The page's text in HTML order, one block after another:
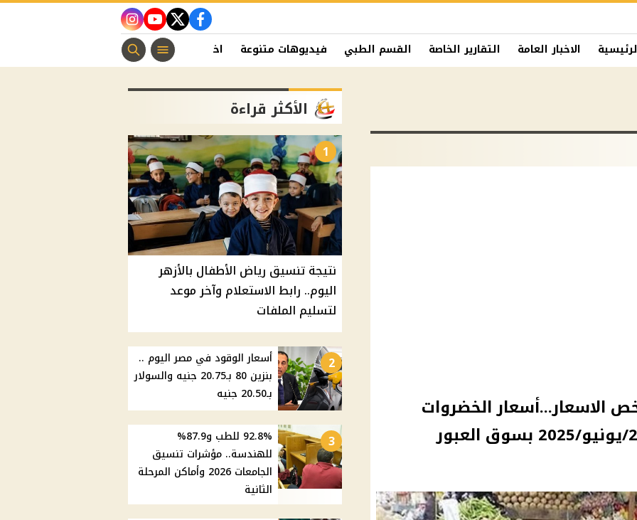
facebook
twitter
youtube
instagram
الاخبار العامة التقارير الخاصة القسم الطبي فيديوهات متنوعة اخبار الفن منوعات مسيحية
الاسعار...أسعار الخضروات
الأكثر قراءة
1
نتيجة تنسيق رياض الأطفال بالأزهر
اليوم.. رابط الاستعلام وآخر موعد
لتسليم الملفات
2
أسعار الوقود في مصر اليوم ..
بنزين 80 بـ20.75 جنيه والسولار
بـ20.50 جنيه
3
92.8% للطب و87.9%
للهندسة.. مؤشرات تنسيق
الجامعات 2026 وأماكن المرحلة
الثانية